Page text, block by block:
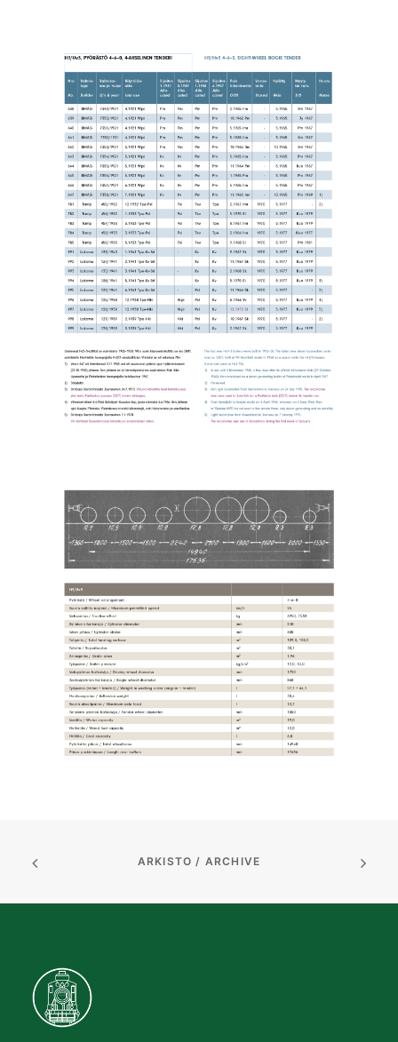
ARKISTO / ARCHIVE